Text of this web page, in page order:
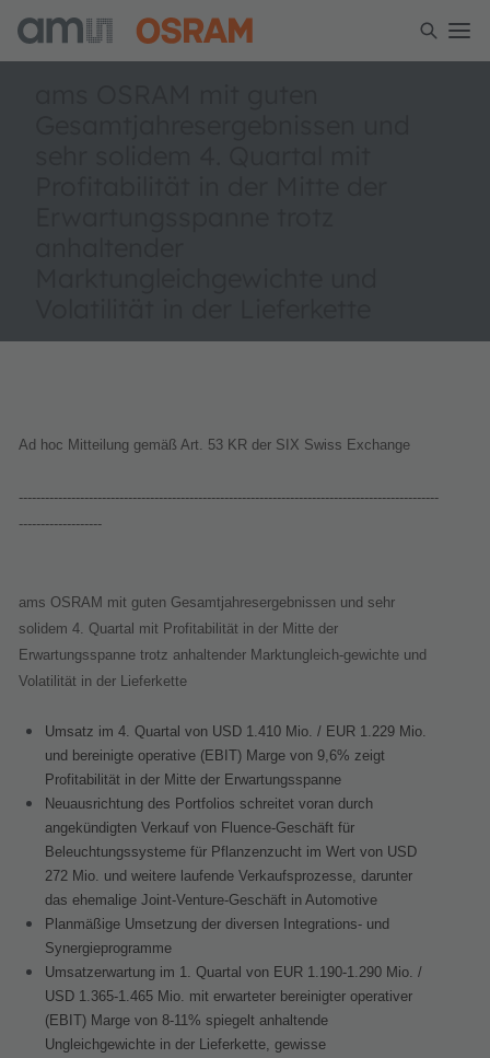
Ad hoc Mitteilung gemäß Art. 53 KR der SIX Swiss Exchange
------------------------------------------------------------------------------------------------
-------------------
ams OSRAM mit guten Gesamtjahresergebnissen und sehr
solidem 4. Quartal mit Profitabilität in der Mitte der
Erwartungsspanne trotz anhaltender Marktungleich-gewichte und
Volatilität in der Lieferkette
Umsatz im 4. Quartal von USD 1.410 Mio. / EUR 1.229 Mio.
und bereinigte operative (EBIT) Marge von 9,6% zeigt
Profitabilität in der Mitte der Erwartungsspanne
Neuausrichtung des Portfolios schreitet voran durch
angekündigten Verkauf von Fluence-Geschäft für
Beleuchtungssysteme für Pflanzenzucht im Wert von USD
272 Mio. und weitere laufende Verkaufsprozesse, darunter
das ehemalige Joint-Venture-Geschäft in Automotive
Planmäßige Umsetzung der diversen Integrations- und
Synergieprogramme
Umsatzerwartung im 1. Quartal von EUR 1.190-1.290 Mio. /
USD 1.365-1.465 Mio. mit erwarteter bereinigter operativer
(EBIT) Marge von 8-11% spiegelt anhaltende
Ungleichgewichte in der Lieferkette, gewisse